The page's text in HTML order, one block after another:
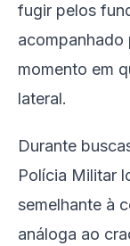
fugir pelos
acompanhado
momento em
lateral.
Durante
Polícia Militar
semelhante à
análoga ao